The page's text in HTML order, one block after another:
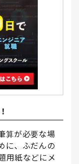
算が必要な場
に、ふだんの
用紙などにメ